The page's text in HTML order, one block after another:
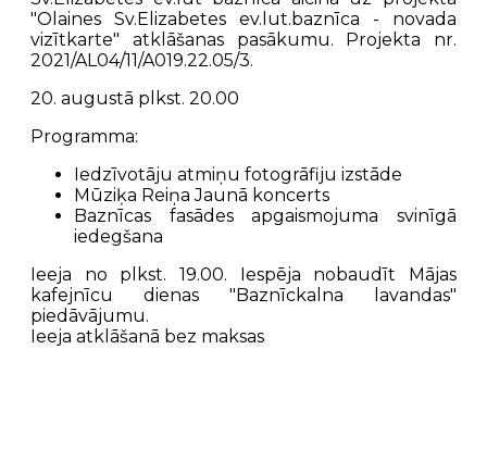
"Olaines Sv.Elizabetes ev.lut.baznīca - novada
vizītkarte" atklāšanas pasākumu. Projekta nr.
2021/AL04/11/A019.22.05/3.
20. augustā plkst. 20.00
Programma:
Iedzīvotāju atmiņu fotogrāfiju izstāde
Mūziķa Reiņa Jaunā koncerts
Baznīcas fasādes apgaismojuma svinīgā
iedegšana
Ieeja no plkst. 19.00. Iespēja nobaudīt Mājas
kafejnīcu dienas "Baznīckalna lavandas"
piedāvājumu.
Ieeja atklāšanā bez maksas